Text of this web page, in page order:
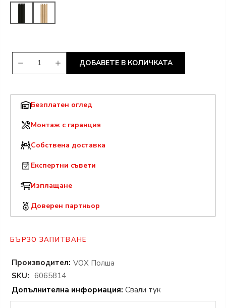
ДОБАВЕТЕ В КОЛИЧКАТА
Безплатен оглед
Монтаж с гаранция
Собствена доставка
Експертни съвети
Изплащане
Доверен партньор
БЪРЗО ЗАПИТВАНЕ
Производител: VOX Полша
SKU: 6065814
Допълнителна информация: Свали тук